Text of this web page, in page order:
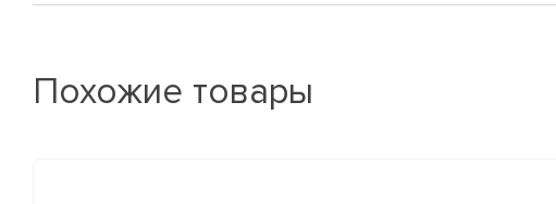
Похожие товары